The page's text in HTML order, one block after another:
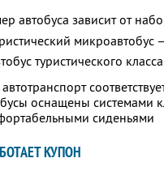
автобуса зависит от
микроавтобус
туристического
автотранспорт
оснащены системами
сиденьями
КУПОН